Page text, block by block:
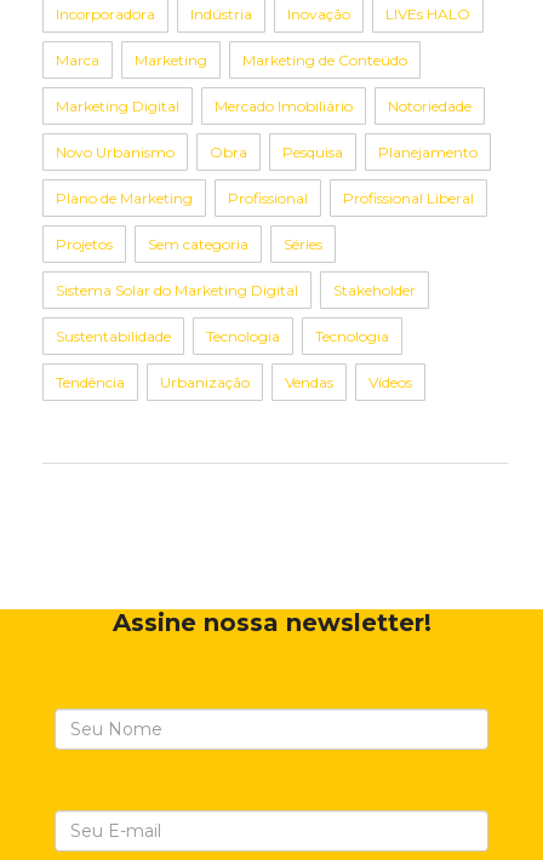
Incorporadora Indústria Inovação LIVEs HALO
Marca Marketing Marketing de Conteúdo
Marketing Digital Mercado Imobiliário Notoriedade
Novo Urbanismo Obra Pesquisa Planejamento
Plano de Marketing Profissional Profissional Liberal
Projetos Sem categoria Séries
Sistema Solar do Marketing Digital Stakeholder
Sustentabilidade Tecnologia Tecnologia
Tendência Urbanização Vendas Vídeos
Assine nossa newsletter!